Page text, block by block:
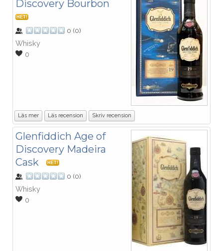
Discovery Bourbon
HET!
0 (0)
Whisky
0
Läs mer Läs recension Skriv recension
Glenfiddich Age of
Discovery Madeira
Cask
HET!
0 (0)
Whisky
0